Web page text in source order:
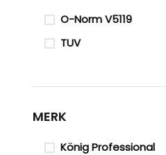
O-Norm V5119
TUV
MERK
König Professional